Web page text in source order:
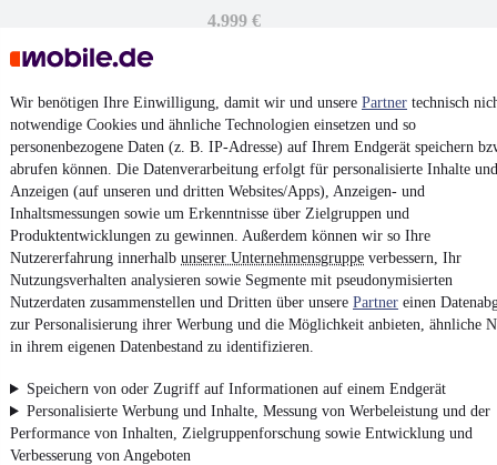
Wir benötigen Ihre Einwilligung, damit wir und unsere Partner technisch
notwendige Cookies und ähnliche Technologien einsetzen und so
personenbezogene Daten (z. B. IP-Adresse) auf Ihrem Endgerät speichern
abrufen können. Die Datenverarbeitung erfolgt für personalisierte Inhalte und
Anzeigen (auf unseren und dritten Websites/Apps), Anzeigen- und
Inhaltsmessungen sowie um Erkenntnisse über Zielgruppen und
Produktentwicklungen zu gewinnen. Außerdem können wir so Ihre
Nutzererfahrung innerhalb unserer Unternehmensgruppe verbessern, Ihr
Nutzungsverhalten analysieren sowie Segmente mit pseudonymisierten
Nutzerdaten zusammenstellen und Dritten über unsere Partner einen
zur Personalisierung ihrer Werbung und die Möglichkeit anbieten, ähnliche
in ihrem eigenen Datenbestand zu identifizieren.
Speichern von oder Zugriff auf Informationen auf einem Endgerät
Personalisierte Werbung und Inhalte, Messung von Werbeleistung und der
Performance von Inhalten, Zielgruppenforschung sowie Entwicklung und
Verbesserung von Angeboten
4.999 €
Kontakt
¹MwSt. ausweisbar
4.6 Sterne
Nutze mobile.de schnell und einfach
App installieren
Impressum
AGB